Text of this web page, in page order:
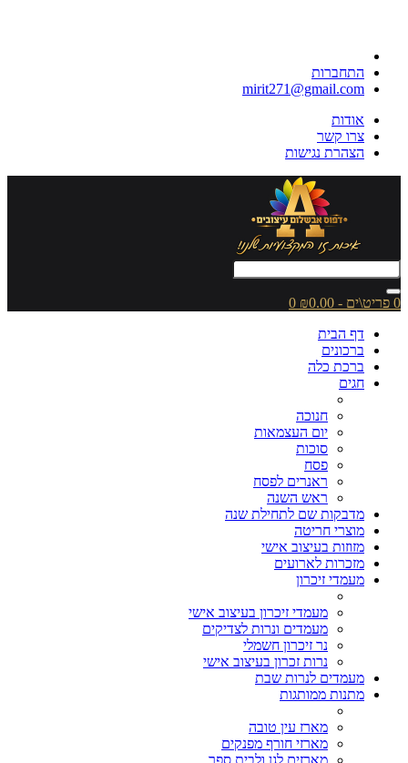
התחברות
mirit271@gmail.com
אודות
צרו קשר
הצהרת נגישות
0 פריט\ים - ₪0.00
0
דף הבית
ברכונים
ברכת כלה
חגים
חנוכה
יום העצמאות
סוכות
פסח
ראנרים לפסח
ראש השנה
מדבקות שם לתחילת שנה
מוצרי חריטה
מזוזות בעיצוב אישי
מזכרות לארועים
מעמדי זיכרון
מעמדי זיכרון בעיצוב אישי
מעמדים ונרות לצדיקים
נר זיכרון חשמלי
נרות זכרון בעיצוב אישי
מעמדים לנרות שבת
מתנות ממותגות
מארז עין טובה
מארזי חורף מפנקים
מארזים לגן ולבית ספר